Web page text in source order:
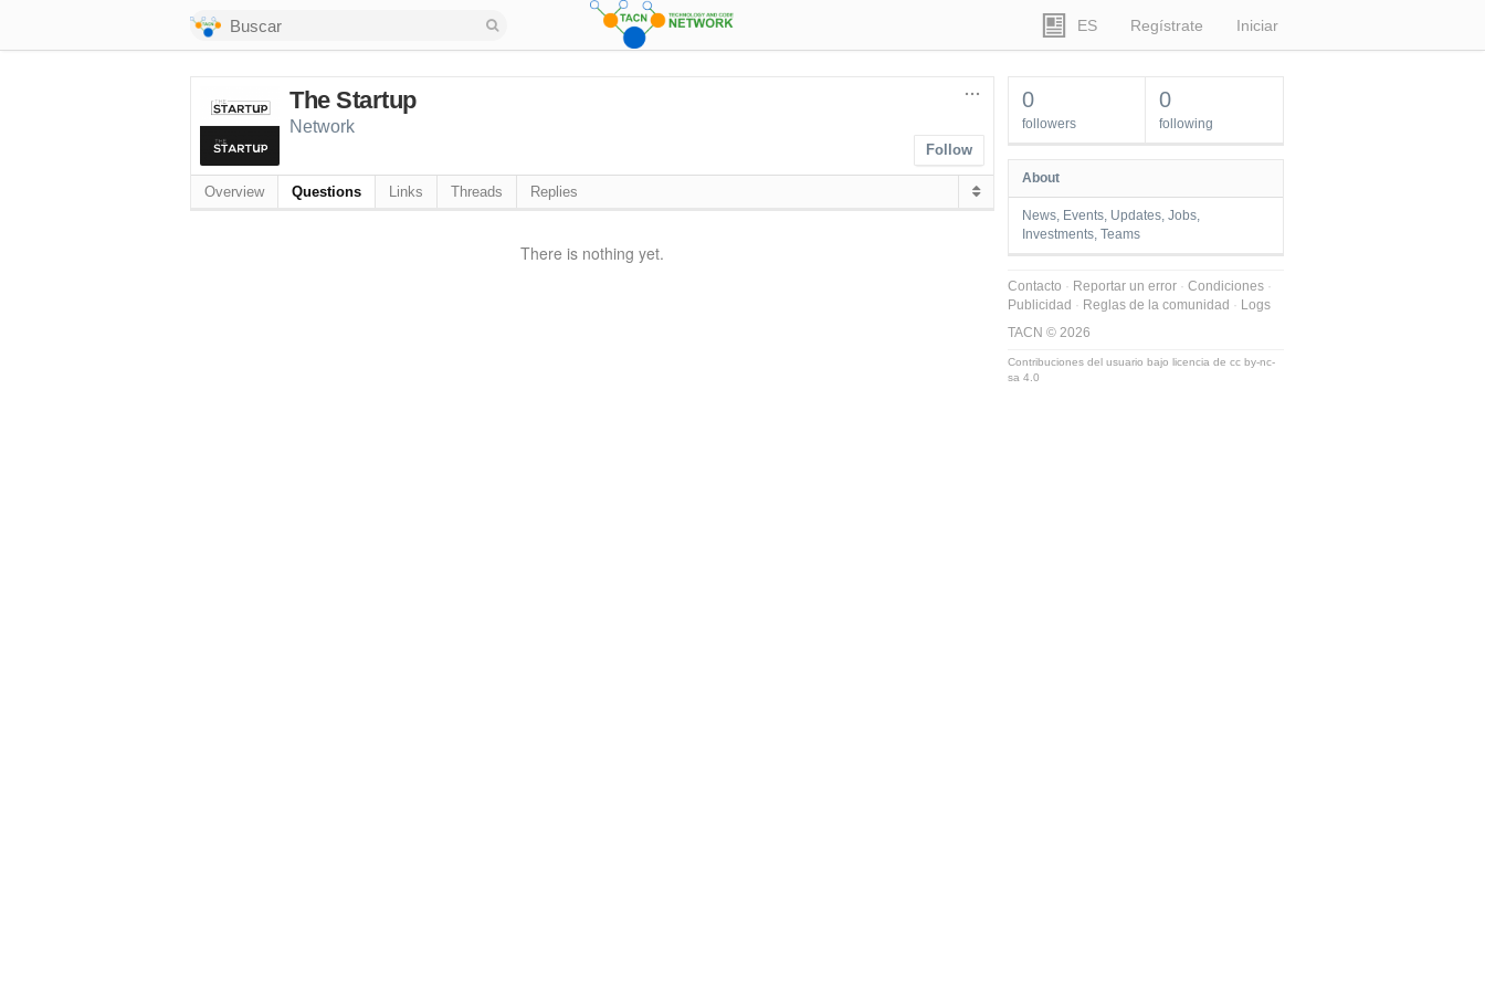
ES Regístrate Iniciar
The Startup
Network
Follow
Overview Questions Links Threads Replies
0
followers
0
following
About
News, Events, Updates, Jobs,
Investments, Teams
Contacto Reportar un error
Condiciones
Publicidad
Reglas de la comunidad
Logs
TACN © 2026
Contribuciones del usuario bajo licencia de cc by-nc-
sa 4.0